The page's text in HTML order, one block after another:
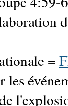
=
les